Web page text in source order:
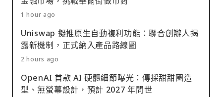
1 hour ago
Uniswap 擬推原生自動複利功能：聯合創辦人揭
露新機制，正式納入產品路線圖
2 hours ago
OpenAI 首款 AI 硬體細節曝光：傳採甜甜圈造
型、無螢幕設計，預計 2027 年問世